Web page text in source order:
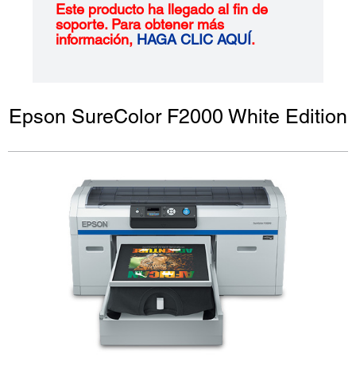
Este producto ha llegado al fin de
soporte. Para obtener más
información, HAGA CLIC AQUÍ.
Epson SureColor F2000 White Edition